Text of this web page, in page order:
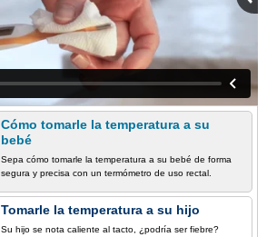
Cómo tomarle la temperatura a su
bebé
Sepa cómo tomarle la temperatura a su bebé de forma
segura y precisa con un termómetro de uso rectal.
Tomarle la temperatura a su hijo
Su hijo se nota caliente al tacto, ¿podría ser fiebre?